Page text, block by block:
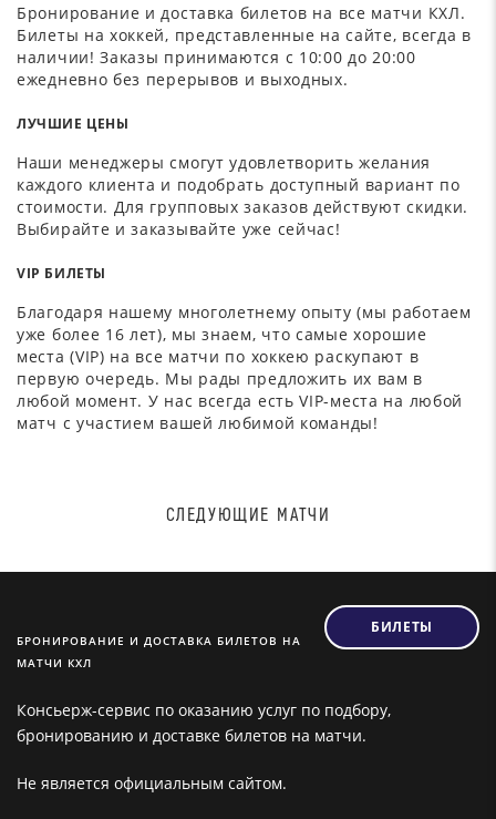
Бронирование и доставка билетов на все матчи КХЛ.
Билеты на хоккей, представленные на сайте, всегда в
наличии! Заказы принимаются с 10:00 до 20:00
ежедневно без перерывов и выходных.
ЛУЧШИЕ ЦЕНЫ
Наши менеджеры смогут удовлетворить желания
каждого клиента и подобрать доступный вариант по
стоимости. Для групповых заказов действуют скидки.
Выбирайте и заказывайте уже сейчас!
VIP БИЛЕТЫ
Благодаря нашему многолетнему опыту (мы работаем
уже более 16 лет), мы знаем, что самые хорошие
места (VIP) на все матчи по хоккею раскупают в
первую очередь. Мы рады предложить их вам в
любой момент. У нас всегда есть VIP-места на любой
матч с участием вашей любимой команды!
СЛЕДУЮЩИЕ МАТЧИ
БРОНИРОВАНИЕ И ДОСТАВКА БИЛЕТОВ НА
МАТЧИ КХЛ
БИЛЕТЫ
Консьерж-сервис по оказанию услуг по подбору,
бронированию и доставке билетов на матчи.
Не является официальным сайтом.